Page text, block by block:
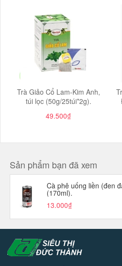
Trà Giảo Cổ Lam-Kim Anh,
túi lọc (50g/25túi*2g).
49.500₫
Sản phẩm bạn đã xem
Cà phê uống liền (đen
(170ml).
13.000₫